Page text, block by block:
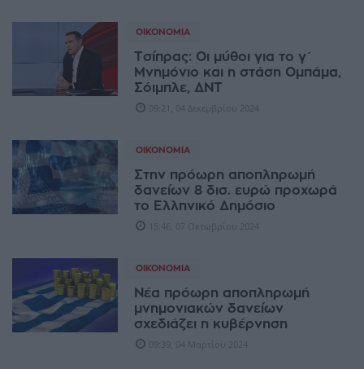
ΟΙΚΟΝΟΜΊΑ
Τσίπρας: Οι μύθοι για το γ΄
Μνημόνιο και η στάση Ομπάμα,
Σόιμπλε, ΔΝΤ
09:21, 04 Δεκεμβρίου 2024
ΟΙΚΟΝΟΜΊΑ
Στην πρόωρη αποπληρωμή
δανείων 8 δισ. ευρώ προχωρά
το Ελληνικό Δημόσιο
15:46, 07 Οκτωβρίου 2024
ΟΙΚΟΝΟΜΊΑ
Νέα πρόωρη αποπληρωμή
μνημονιακών δανείων
σχεδιάζει η κυβέρνηση
09:39, 04 Μαρτίου 2024